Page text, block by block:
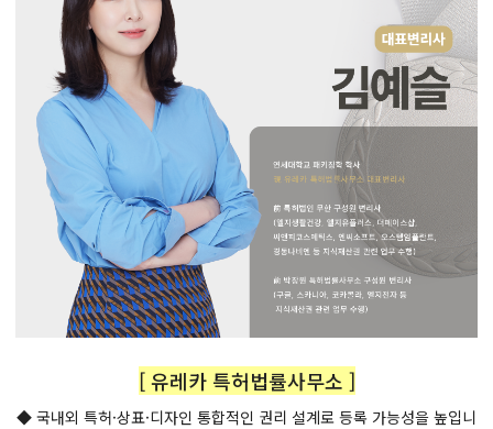
[ 유레카 특허법률사무소 ]
◆ 국내외 특허·상표·디자인 통합적인 권리 설계로 등록 가능성을 높입니